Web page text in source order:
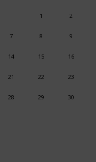
1 2
7 8 9
14 15 16
21 22 23
28 29 30